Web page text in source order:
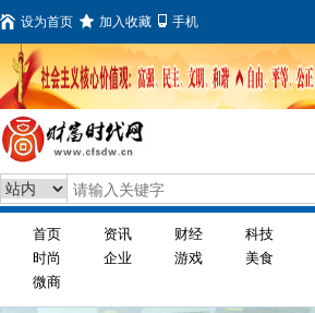
设为首页 加入收藏 手机
首页 资讯 财经 科技
时尚
企业 游戏 美食
微商